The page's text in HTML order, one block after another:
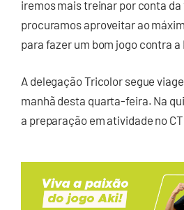
iremos mais treinar por conta da
procuramos aproveitar ao
para fazer um bom jogo contra a
A delegação Tricolor segue
manhã desta quarta-feira. Na
a preparação em atividade no